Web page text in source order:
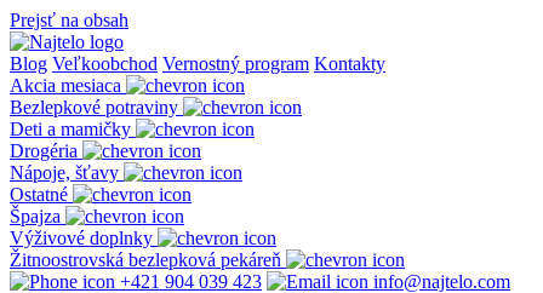
Prejsť na obsah
Blog Veľkoobchod Vernostný program Kontakty
Akcia mesiaca
Bezlepkové potraviny
Deti a mamičky
Drogéria
Nápoje, šťavy
Ostatné
Špajza
Výživové doplnky
Žitnoostrovská bezlepková pekáreň
+421 904 039 423
info@najtelo.com